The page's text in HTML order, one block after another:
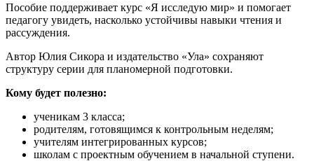
Пособие поддерживает курс «Я исследую мир» и помогает
педагогу увидеть, насколько устойчивы навыки чтения и
рассуждения.
Автор Юлия Сикора и издательство «Ула» сохраняют
структуру серии для планомерной подготовки.
Кому будет полезно:
ученикам 3 класса;
родителям, готовящимся к контрольным неделям;
учителям интегрированных курсов;
школам с проектным обучением в начальной ступени.